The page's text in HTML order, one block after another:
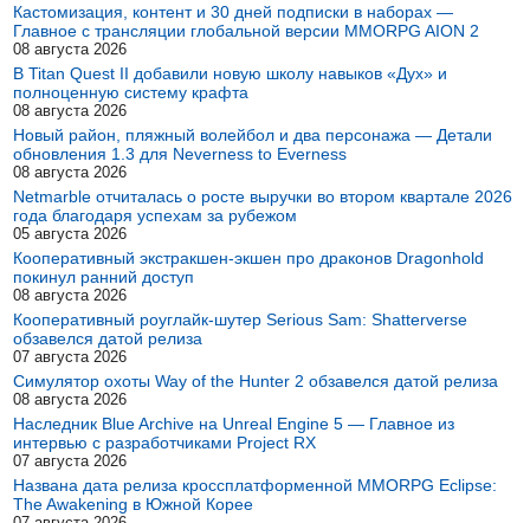
Кастомизация, контент и 30 дней подписки в наборах —
Главное с трансляции глобальной версии MMORPG AION 2
08 августа 2026
В Titan Quest II добавили новую школу навыков «Дух» и
полноценную систему крафта
08 августа 2026
Новый район, пляжный волейбол и два персонажа — Детали
обновления 1.3 для Neverness to Everness
08 августа 2026
Netmarble отчиталась о росте выручки во втором квартале 2026
года благодаря успехам за рубежом
05 августа 2026
Кооперативный экстракшен-экшен про драконов Dragonhold
покинул ранний доступ
08 августа 2026
Кооперативный роуглайк-шутер Serious Sam: Shatterverse
обзавелся датой релиза
07 августа 2026
Симулятор охоты Way of the Hunter 2 обзавелся датой релиза
08 августа 2026
Наследник Blue Archive на Unreal Engine 5 — Главное из
интервью с разработчиками Project RX
07 августа 2026
Названа дата релиза кроссплатформенной MMORPG Eclipse:
The Awakening в Южной Корее